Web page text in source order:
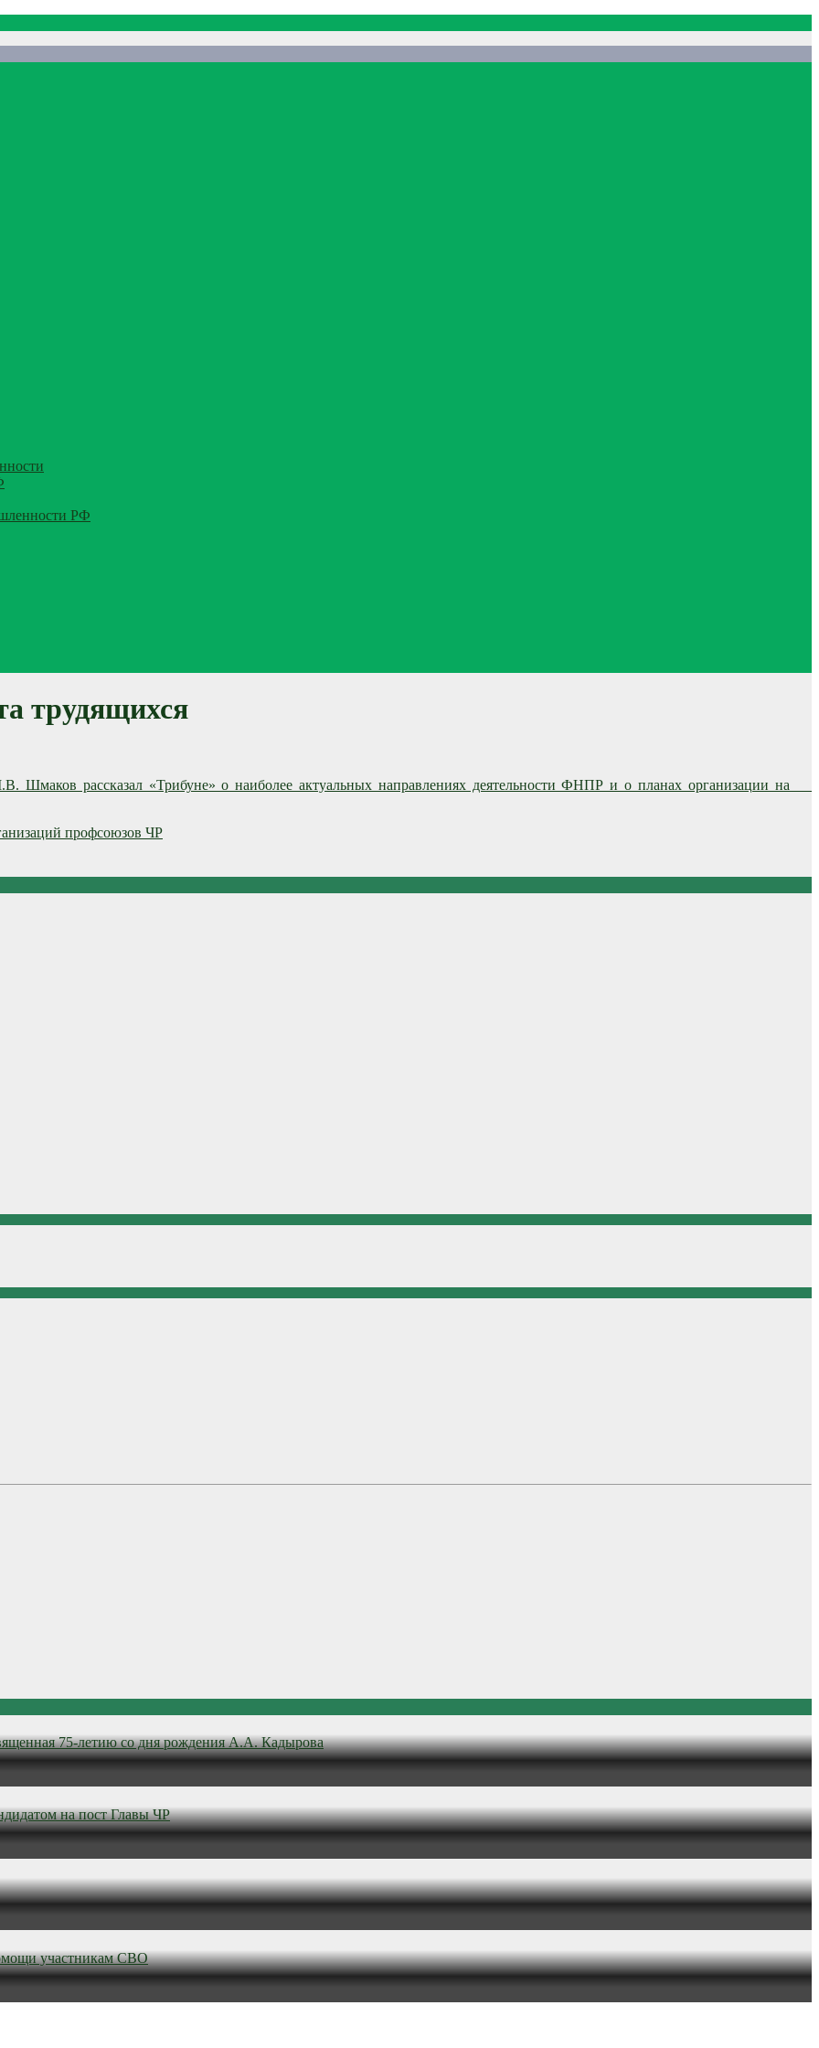
РФ
трудящихся
Шмаков рассказал «Трибуне» о наиболее актуальных направлениях деятельности ФНПР и о планах организации на
профсоюзов ЧР
75-летию со дня рождения А.А. Кадырова
на пост Главы ЧР
участникам СВО